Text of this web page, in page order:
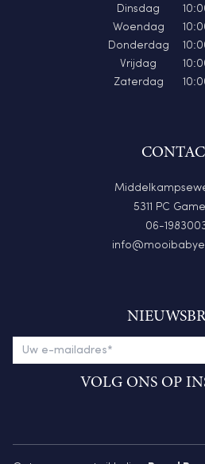
Dinsdag
Woendag
Donderdag
Vrijdag
Zaterdag
5311 PC
06-
VOLG ONS OP